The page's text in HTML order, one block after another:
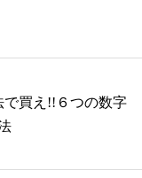
で買え!!６つの数字